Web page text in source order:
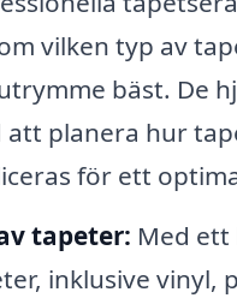
vilken typ av
bäst. De
att planera hur
för ett
tapeter: Med
inklusive vinyl,